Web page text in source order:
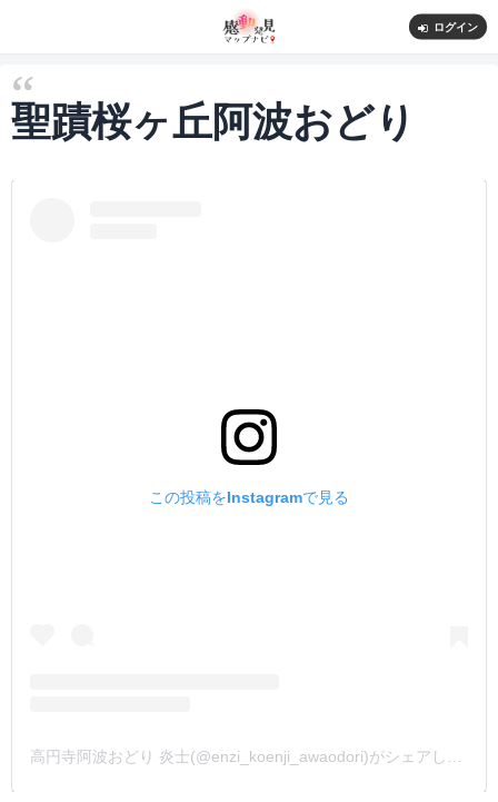
ログイン
聖蹟桜ヶ丘阿波おどり
この投稿をInstagramで見る